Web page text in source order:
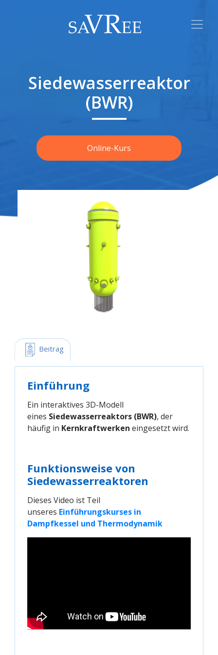
Siedewasserreaktor
(BWR)
Online-Kurs
Beitrag
Einführung
Ein interaktives 3D-Modell
eines Siedewasserreaktors (BWR), der
häufig in Kernkraftwerken eingesetzt wird.
Funktionsweise von
Siedewasserreaktoren
Dieses Video ist Teil
unseres Einführungskurses in
Dampfkessel und Thermodynamik